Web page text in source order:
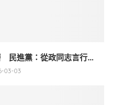
民進黨：從政同志言行...
03-03